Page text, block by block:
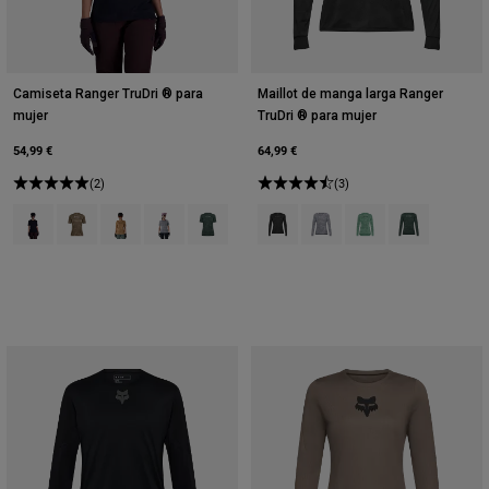
Camiseta Ranger TruDri ® para
mujer
54,99 €
(2)
Product swatch type of Negro.
Product swatch type of Marrón.
Product swatch type of Marrón nuez moscada.
Product swatch type of Gris Peltre.
Product swatch type of Verde salvia.
Maillot de manga larga Ranger
TruDri ® para mujer
64,99 €
(3)
Product swatch type of Negro.
Product swatch type of
Product swatch
Product